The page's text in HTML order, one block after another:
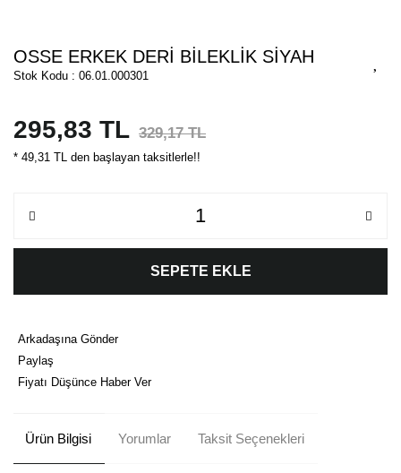
OSSE ERKEK DERİ BİLEKLİK SİYAH
Stok Kodu : 06.01.000301
295,83 TL 329,17 TL
* 49,31 TL den başlayan taksitlerle!!
SEPETE EKLE
Arkadaşına Gönder
Paylaş
Fiyatı Düşünce Haber Ver
Ürün Bilgisi Yorumlar Taksit Seçenekleri